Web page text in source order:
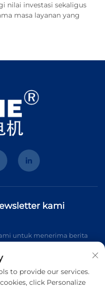
nilai investasi sekaligus
masa layanan yang
kami
untuk menerima berita
Berlangganan
to provide our services.
click Personalize